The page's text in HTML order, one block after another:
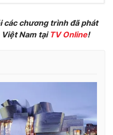
các chương trình đã phát
Nam tại TV Online!